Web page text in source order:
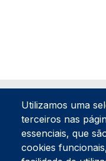
Utilizamos uma
terceiros nas
essenciais, que
cookies